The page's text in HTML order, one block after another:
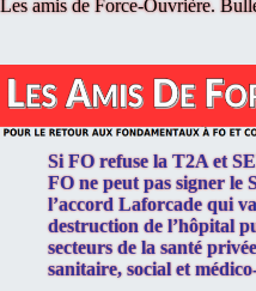
Les amis de Force-Ouvrière.
Si FO refuse la T2A et
FO ne peut pas signer le
l’accord Laforcade qui
destruction de l’hôpital
secteurs de la santé
sanitaire, social et